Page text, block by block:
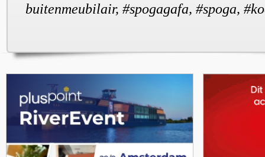
buitenmeubilair, #spogagafa, #spoga,